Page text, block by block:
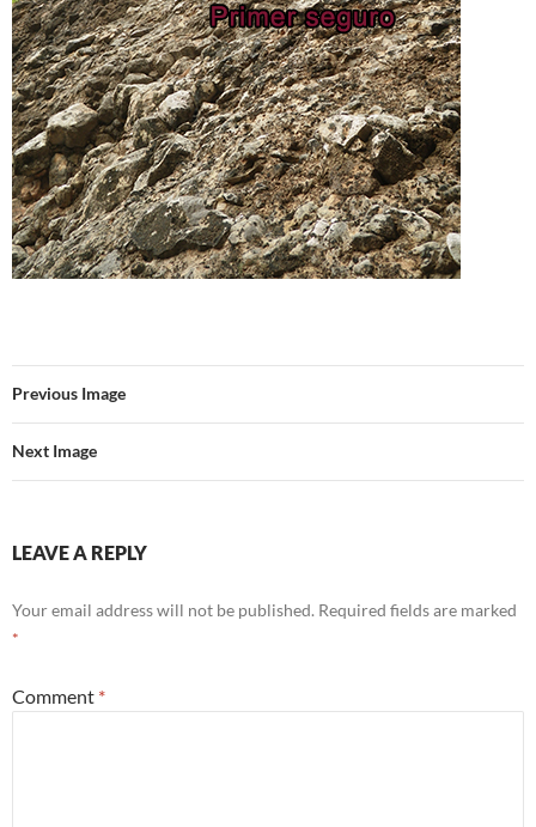
Previous Image
Next Image
LEAVE A REPLY
Your email address will not be published. Required fields are marked
*
Comment *